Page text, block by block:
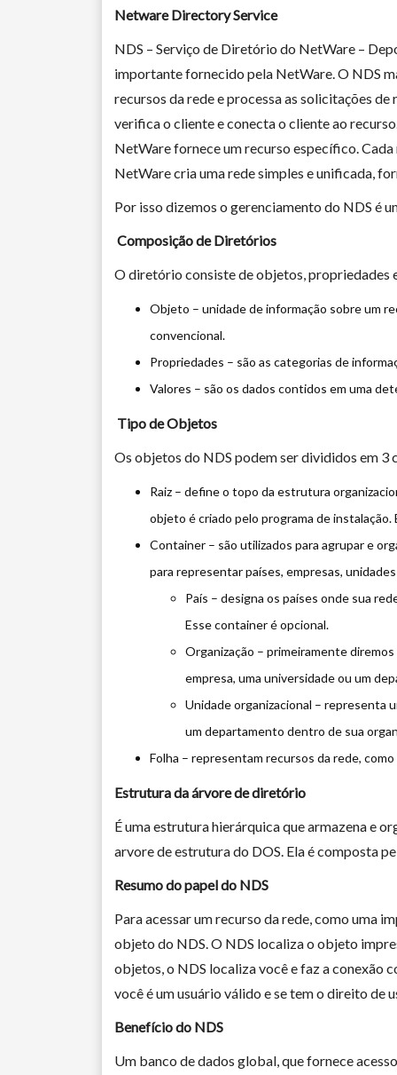
Netware Directory Service
NDS – Serviço de Diretório do NetWare –
importante fornecido pela NetWare. O NDS
recursos da rede e processa as solicitações
verifica o cliente e conecta o cliente ao
NetWare fornece um recurso específico.
NetWare cria uma rede simples e unificada,
Por isso dizemos o gerenciamento do NDS é
Composição de Diretórios
O diretório consiste de objetos, propriedades
Objeto – unidade de informação sobre um
convencional.
Propriedades – são as categorias de
Valores – são os dados contidos em uma
Tipo de Objetos
Os objetos do NDS podem ser divididos em 3
Raiz – define o topo da estrutura
objeto é criado pelo programa de
Container – são utilizados para agrupar e
para representar países, empresas,
País – designa os países onde sua
Esse container é opcional.
Organização – primeiramente
empresa, uma universidade ou um
Unidade organizacional – representa
um departamento dentro de sua
Folha – representam recursos da rede,
Estrutura da árvore de diretório
É uma estrutura hierárquica que armazena e
arvore de estrutura do DOS. Ela é composta
Resumo do papel do NDS
Para acessar um recurso da rede, como uma
objeto do NDS. O NDS localiza o objeto
objetos, o NDS localiza você e faz a conexão
você é um usuário válido e se tem o direito de
Benefício do NDS
Um banco de dados global, que fornece